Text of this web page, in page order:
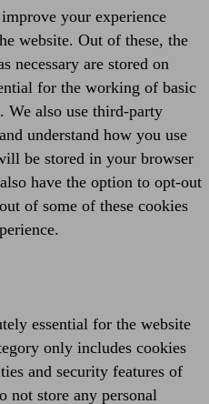
your experience
website. Out of these, the
necessary are stored on
for the working of basic
We also use third-party
understand how you use
be stored in your browser
have the option to opt-out
of some of these cookies
essential for the website
only includes cookies
and security features of
not store any personal